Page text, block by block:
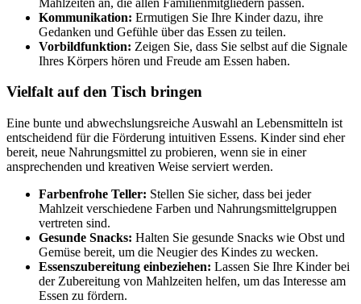
Kommunikation: Ermutigen Sie Ihre Kinder dazu, ihre
Gedanken und Gefühle über das Essen zu teilen.
Vorbildfunktion: Zeigen Sie, dass Sie selbst auf die Signale
Ihres Körpers hören und Freude am Essen haben.
Vielfalt auf den Tisch bringen
Eine bunte und abwechslungsreiche Auswahl an Lebensmitteln ist
entscheidend für die Förderung intuitiven Essens. Kinder sind eher
bereit, neue Nahrungsmittel zu probieren, wenn sie in einer
ansprechenden und kreativen Weise serviert werden.
Farbenfrohe Teller: Stellen Sie sicher, dass bei jeder
Mahlzeit verschiedene Farben und Nahrungsmittelgruppen
vertreten sind.
Gesunde Snacks: Halten Sie gesunde Snacks wie Obst und
Gemüse bereit, um die Neugier des Kindes zu wecken.
Essenszubereitung einbeziehen: Lassen Sie Ihre Kinder bei
der Zubereitung von Mahlzeiten helfen, um das Interesse am
Essen zu fördern.